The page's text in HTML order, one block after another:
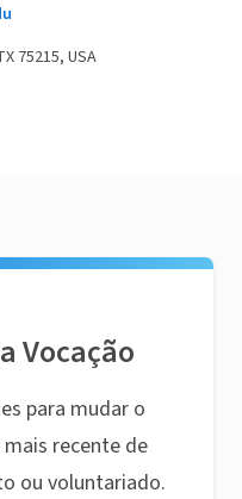
75215, USA
Vocação
para mudar o
recente de
ou voluntariado.